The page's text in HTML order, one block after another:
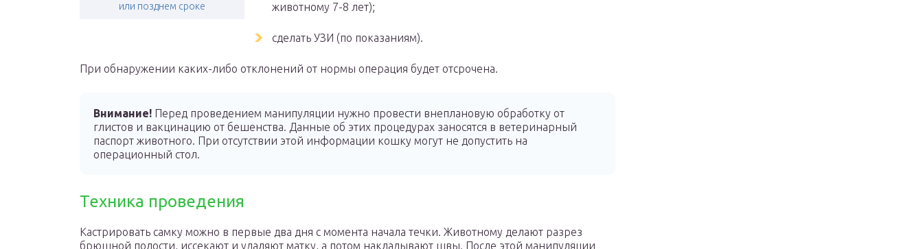
или позднем сроке
животному 7-8 лет);
сделать УЗИ (по показаниям).
При обнаружении каких-либо отклонений от нормы операция будет отсрочена.
Внимание! Перед проведением манипуляции нужно провести внеплановую обработку от
глистов и вакцинацию от бешенства. Данные об этих процедурах заносятся в ветеринарный
паспорт животного. При отсутствии этой информации кошку могут не допустить на
операционный стол.
Техника проведения
Кастрировать самку можно в первые два дня с момента начала течки. Животному делают разрез
брюшной полости, иссекают и удаляют матку, а потом накладывают швы. После этой манипуляции